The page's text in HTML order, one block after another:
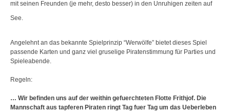
mit seinen Freunden (je mehr, desto besser) in den Unruhigen zeiten auf
See.
Angelehnt an das bekannte Spielprinzip “Werwölfe” bietet dieses Spiel
passende Karten und ganz viel gruselige Piratenstimmung für Parties und
Spieleabende.
Regeln:
… Wir befinden uns auf der weithin gefuerchteten Flotte Frithjof. Die
Mannschaft aus tapferen Piraten ringt Tag fuer Tag um das Ueberleben